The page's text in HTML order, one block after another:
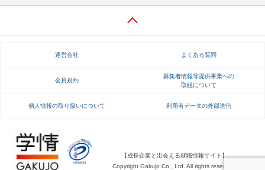
運営会社 よくある質問
会員規約
募集者情報等提供事業への
取組について
個人情報の取り扱いについて 利用者データの外部送信
【成長企業と出会える就職情報サイト】
Copyright Gakujo Co., Ltd. All rights reserved.